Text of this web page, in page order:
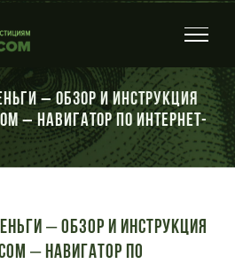
– обзор и инструкция
– Навигатор по интернет-
– обзор и инструкция
– Навигатор по